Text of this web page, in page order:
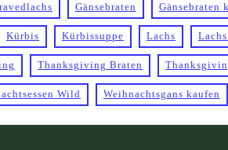
Gänsebraten Gänsebraten
Kürbis Kürbissuppe Lachs
Thanksgiving Braten
Wild Weihnachtsgans kaufen